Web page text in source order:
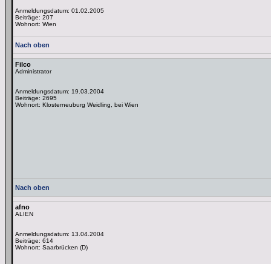
Anmeldungsdatum: 01.02.2005
Beiträge: 207
Wohnort: Wien
Nach oben
Filco
Administrator
Anmeldungsdatum: 19.03.2004
Beiträge: 2695
Wohnort: Klosterneuburg Weidling, bei Wien
Nach oben
afno
ALIEN
Anmeldungsdatum: 13.04.2004
Beiträge: 614
Wohnort: Saarbrücken (D)